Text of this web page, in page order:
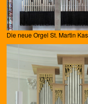
Die neue Orgel St. Martin